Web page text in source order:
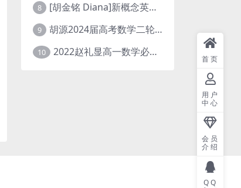
8 [胡金铭 Diana]新概念英语第1册教学视频课程(全集 百度网盘下载)
9 胡源2024届高考数学二轮寒假春季精讲 百度网盘分享
10 2022赵礼显高一数学必修一课程视频资源(秋季班 含讲义)百度网盘云
首页
用户
中心
会员
介绍
QQ